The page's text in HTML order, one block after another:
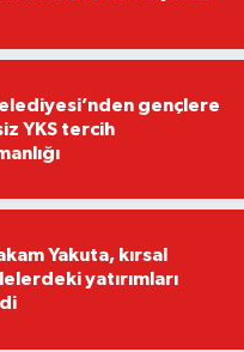
gençlere
YKS tercih
Yakuta, kırsal
yatırımları